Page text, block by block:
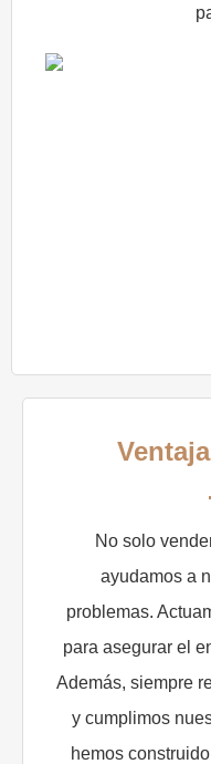
No solo
ayudamos a
problemas.
para asegurar el
Además, siempre
y cumplimos
hemos